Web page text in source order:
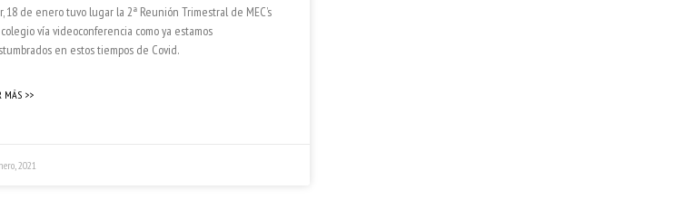
18 de enero tuvo lugar la 2ª Reunión Trimestral de MEC’s
vía videoconferencia como ya estamos
en estos tiempos de Covid.
MÁS >>
2021